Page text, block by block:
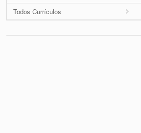
Todos Currículos